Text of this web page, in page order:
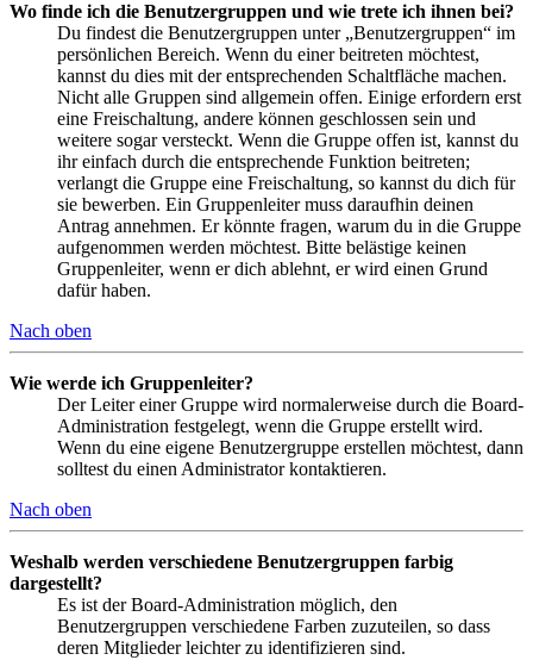
Wo finde ich die Benutzergruppen und wie trete ich ihnen bei?
Du findest die Benutzergruppen unter „Benutzergruppen“ im
persönlichen Bereich. Wenn du einer beitreten möchtest,
kannst du dies mit der entsprechenden Schaltfläche machen.
Nicht alle Gruppen sind allgemein offen. Einige erfordern erst
eine Freischaltung, andere können geschlossen sein und
weitere sogar versteckt. Wenn die Gruppe offen ist, kannst du
ihr einfach durch die entsprechende Funktion beitreten;
verlangt die Gruppe eine Freischaltung, so kannst du dich für
sie bewerben. Ein Gruppenleiter muss daraufhin deinen
Antrag annehmen. Er könnte fragen, warum du in die Gruppe
aufgenommen werden möchtest. Bitte belästige keinen
Gruppenleiter, wenn er dich ablehnt, er wird einen Grund
dafür haben.
Nach oben
Wie werde ich Gruppenleiter?
Der Leiter einer Gruppe wird normalerweise durch die Board-
Administration festgelegt, wenn die Gruppe erstellt wird.
Wenn du eine eigene Benutzergruppe erstellen möchtest, dann
solltest du einen Administrator kontaktieren.
Nach oben
Weshalb werden verschiedene Benutzergruppen farbig
dargestellt?
Es ist der Board-Administration möglich, den
Benutzergruppen verschiedene Farben zuzuteilen, so dass
deren Mitglieder leichter zu identifizieren sind.